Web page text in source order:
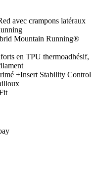
avec crampons latéraux
Mountain Running®
en TPU thermoadhésif,
+Insert Stability Control